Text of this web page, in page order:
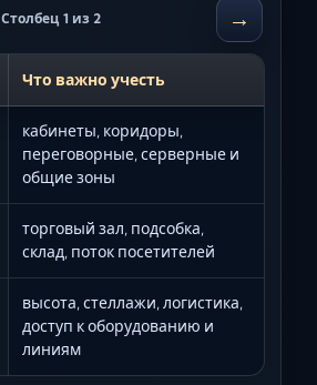
Столбец 1 из 2 →
Что важно учесть
кабинеты, коридоры,
переговорные, серверные и
общие зоны
торговый зал, подсобка,
склад, поток посетителей
высота, стеллажи, логистика,
доступ к оборудованию и
линиям